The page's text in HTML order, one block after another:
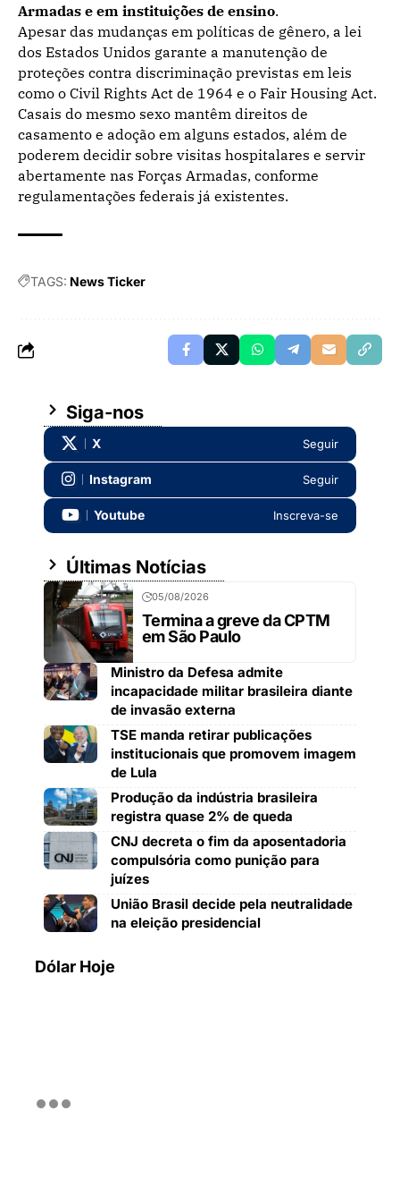
Armadas e em instituições de ensino.
Apesar das mudanças em políticas de gênero, a lei
dos Estados Unidos garante a manutenção de
proteções contra discriminação previstas em leis
como o Civil Rights Act de 1964 e o Fair Housing Act.
Casais do mesmo sexo mantêm direitos de
casamento e adoção em alguns estados, além de
poderem decidir sobre visitas hospitalares e servir
abertamente nas Forças Armadas, conforme
regulamentações federais já existentes.
TAGS: News Ticker
Siga-nos
X Seguir
Instagram Seguir
Youtube Inscreva-se
Últimas Notícias
05/08/2026
Termina a greve da CPTM
em São Paulo
Ministro da Defesa admite
incapacidade militar brasileira diante
de invasão externa
TSE manda retirar publicações
institucionais que promovem imagem
de Lula
Produção da indústria brasileira
registra quase 2% de queda
CNJ decreta o fim da aposentadoria
compulsória como punição para
juízes
União Brasil decide pela neutralidade
na eleição presidencial
Dólar Hoje